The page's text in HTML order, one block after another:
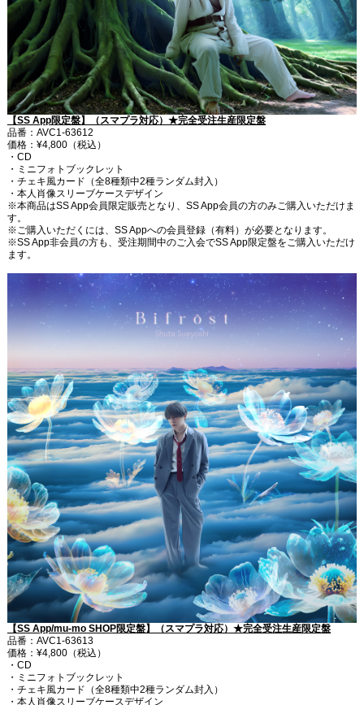
【SS App限定盤】（スマプラ対応）★完全受注生産限定盤
品番：AVC1-63612
価格：¥4,800（税込）
・CD
・ミニフォトブックレット
・チェキ風カード（全8種類中2種ランダム封入）
・本人肖像スリーブケースデザイン
※本商品はSS App会員限定販売となり、SS App会員の方のみご購入いただけま
す。
※ご購入いただくには、SS Appへの会員登録（有料）が必要となります。
※SS App非会員の方も、受注期間中のご入会でSS App限定盤をご購入いただけ
ます。
【SS App/mu-mo SHOP限定盤】（スマプラ対応）★完全受注生産限定盤
品番：AVC1-63613
価格：¥4,800（税込）
・CD
・ミニフォトブックレット
・チェキ風カード（全8種類中2種ランダム封入）
・本人肖像スリーブケースデザイン